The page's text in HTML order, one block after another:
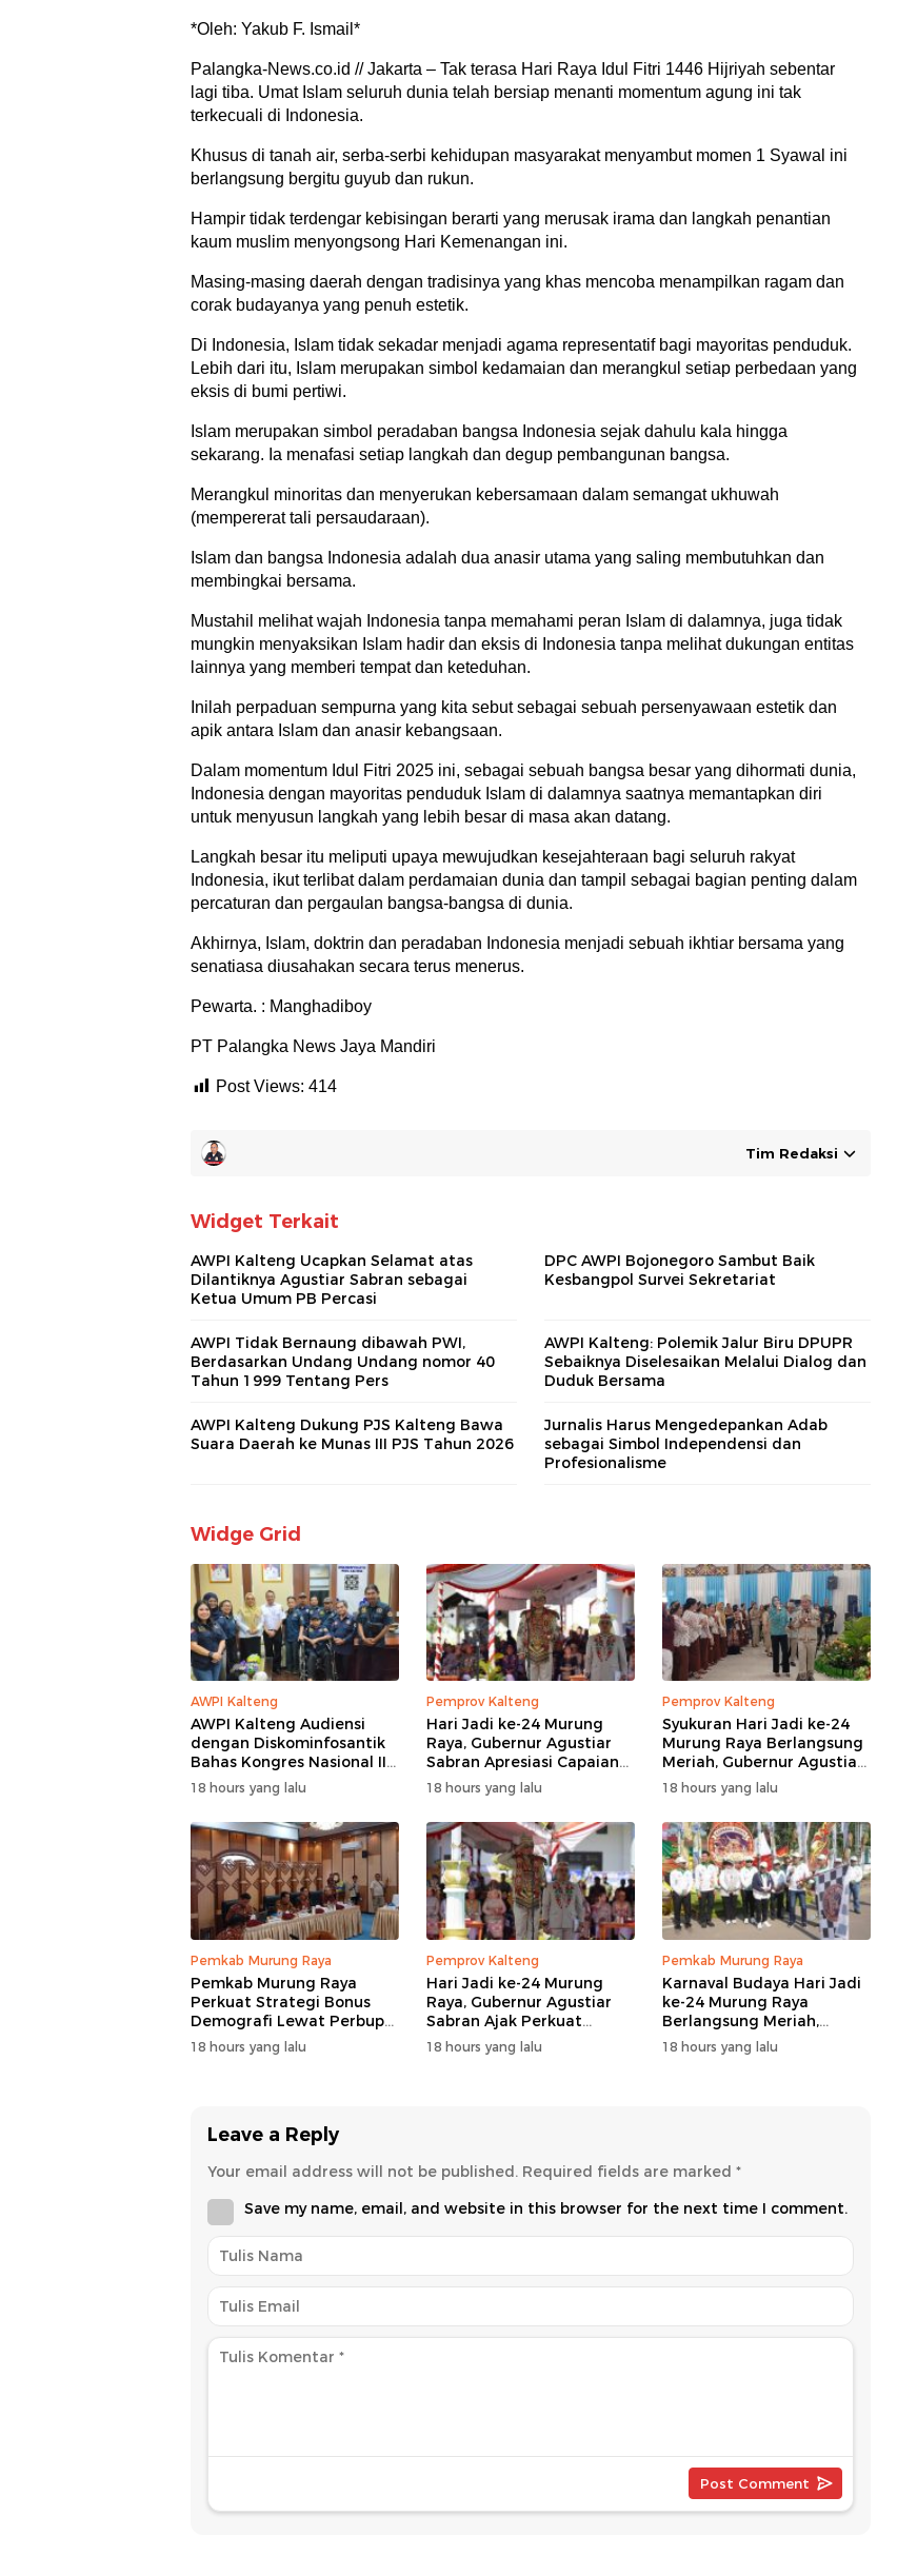
*Oleh: Yakub F. Ismail*
Palangka-News.co.id // Jakarta – Tak terasa Hari Raya Idul Fitri 1446 Hijriyah sebentar
lagi tiba. Umat Islam seluruh dunia telah bersiap menanti momentum agung ini tak
terkecuali di Indonesia.
Khusus di tanah air, serba-serbi kehidupan masyarakat menyambut momen 1 Syawal ini
berlangsung bergitu guyub dan rukun.
Hampir tidak terdengar kebisingan berarti yang merusak irama dan langkah penantian
kaum muslim menyongsong Hari Kemenangan ini.
Masing-masing daerah dengan tradisinya yang khas mencoba menampilkan ragam dan
corak budayanya yang penuh estetik.
Di Indonesia, Islam tidak sekadar menjadi agama representatif bagi mayoritas penduduk.
Lebih dari itu, Islam merupakan simbol kedamaian dan merangkul setiap perbedaan yang
eksis di bumi pertiwi.
Islam merupakan simbol peradaban bangsa Indonesia sejak dahulu kala hingga
sekarang. Ia menafasi setiap langkah dan degup pembangunan bangsa.
Merangkul minoritas dan menyerukan kebersamaan dalam semangat ukhuwah
(mempererat tali persaudaraan).
Islam dan bangsa Indonesia adalah dua anasir utama yang saling membutuhkan dan
membingkai bersama.
Mustahil melihat wajah Indonesia tanpa memahami peran Islam di dalamnya, juga tidak
mungkin menyaksikan Islam hadir dan eksis di Indonesia tanpa melihat dukungan entitas
lainnya yang memberi tempat dan keteduhan.
Inilah perpaduan sempurna yang kita sebut sebagai sebuah persenyawaan estetik dan
apik antara Islam dan anasir kebangsaan.
Dalam momentum Idul Fitri 2025 ini, sebagai sebuah bangsa besar yang dihormati dunia,
Indonesia dengan mayoritas penduduk Islam di dalamnya saatnya memantapkan diri
untuk menyusun langkah yang lebih besar di masa akan datang.
Langkah besar itu meliputi upaya mewujudkan kesejahteraan bagi seluruh rakyat
Indonesia, ikut terlibat dalam perdamaian dunia dan tampil sebagai bagian penting dalam
percaturan dan pergaulan bangsa-bangsa di dunia.
Akhirnya, Islam, doktrin dan peradaban Indonesia menjadi sebuah ikhtiar bersama yang
senatiasa diusahakan secara terus menerus.
Pewarta. : Manghadiboy
PT Palangka News Jaya Mandiri
Post Views: 414
Tim Redaksi
Widget Terkait
AWPI Kalteng Ucapkan Selamat atas
Dilantiknya Agustiar Sabran sebagai
Ketua Umum PB Percasi
DPC AWPI Bojonegoro Sambut Baik
Kesbangpol Survei Sekretariat
AWPI Tidak Bernaung dibawah PWI,
Berdasarkan Undang Undang nomor 40
Tahun 1999 Tentang Pers
AWPI Kalteng: Polemik Jalur Biru DPUPR
Sebaiknya Diselesaikan Melalui Dialog dan
Duduk Bersama
AWPI Kalteng Dukung PJS Kalteng Bawa
Suara Daerah ke Munas III PJS Tahun 2026
Jurnalis Harus Mengedepankan Adab
sebagai Simbol Independensi dan
Profesionalisme
Widge Grid
AWPI Kalteng
AWPI Kalteng Audiensi
dengan Diskominfosantik
Bahas Kongres Nasional II
AWPI
18 hours yang lalu
Pemprov Kalteng
Hari Jadi ke-24 Murung
Raya, Gubernur Agustiar
Sabran Apresiasi Capaian
Pembangunan
18 hours yang lalu
Pemprov Kalteng
Syukuran Hari Jadi ke-24
Murung Raya Berlangsung
Meriah, Gubernur Agustiar
Sabran Hibur Masyarakat
18 hours yang lalu
Pemkab Murung Raya
Pemkab Murung Raya
Perkuat Strategi Bonus
Demografi Lewat Perbup
Nomor 14 Tahun 2026
18 hours yang lalu
Pemprov Kalteng
Hari Jadi ke-24 Murung
Raya, Gubernur Agustiar
Sabran Ajak Perkuat
Sinergi Pembangunan
18 hours yang lalu
Pemkab Murung Raya
Karnaval Budaya Hari Jadi
ke-24 Murung Raya
Berlangsung Meriah,
Bupati Heriyus Apresiasi
Masyarakat
18 hours yang lalu
Leave a Reply
Your email address will not be published. Required fields are marked *
Save my name, email, and website in this browser for the next time I comment.